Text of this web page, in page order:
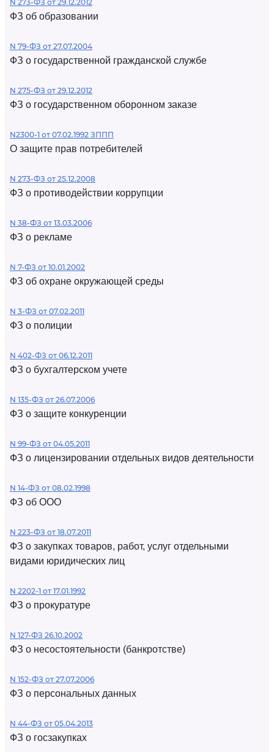
N 273-ФЗ от 29.12.2012
ФЗ об образовании
N 79-ФЗ от 27.07.2004
ФЗ о государственной гражданской службе
N 275-ФЗ от 29.12.2012
ФЗ о государственном оборонном заказе
N2300-1 от 07.02.1992 ЗППП
О защите прав потребителей
N 273-ФЗ от 25.12.2008
ФЗ о противодействии коррупции
N 38-ФЗ от 13.03.2006
ФЗ о рекламе
N 7-ФЗ от 10.01.2002
ФЗ об охране окружающей среды
N 3-ФЗ от 07.02.2011
ФЗ о полиции
N 402-ФЗ от 06.12.2011
ФЗ о бухгалтерском учете
N 135-ФЗ от 26.07.2006
ФЗ о защите конкуренции
N 99-ФЗ от 04.05.2011
ФЗ о лицензировании отдельных видов деятельности
N 14-ФЗ от 08.02.1998
ФЗ об ООО
N 223-ФЗ от 18.07.2011
ФЗ о закупках товаров, работ, услуг отдельными
видами юридических лиц
N 2202-1 от 17.01.1992
ФЗ о прокуратуре
N 127-ФЗ 26.10.2002
ФЗ о несостоятельности (банкротстве)
N 152-ФЗ от 27.07.2006
ФЗ о персональных данных
N 44-ФЗ от 05.04.2013
ФЗ о госзакупках